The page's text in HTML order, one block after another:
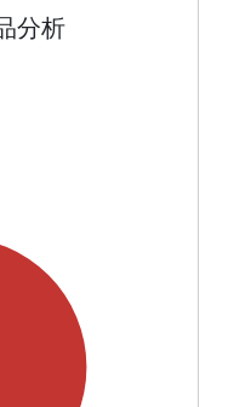
分析